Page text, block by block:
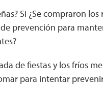
Si ¿Se compraron
prevención para
de fiestas y los fríos
para intentar